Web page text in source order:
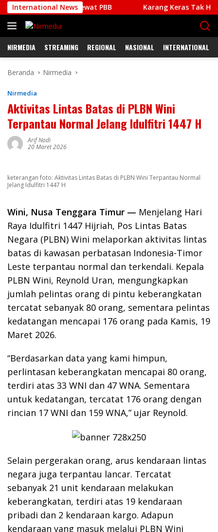
Langsung
ke
konten
International News
Pelajar Lewat PBB Karang Keras Tak Halangi
NIRMEDIA STREAMING REGIONAL NASIONAL INTERNATIONAL
Beranda Nirmedia
Nirmedia
Aktivitas Lintas Batas di PLBN Wini
Terpantau Normal Jelang Idulfitri 1447 H
Arif Nodi
20 Maret 2026
keterangan foto: Aktivitas Lintas Batas di PLBN Wini Terpantau Normal
Jelang Idulfitri 1447 H
Wini, Nusa Tenggara Timur — Menjelang Hari
Raya Idulfitri 1447 Hijriah, Pos Lintas Batas
Negara (PLBN) Wini melaporkan aktivitas lintas
batas di kawasan perbatasan Indonesia-Timor
Leste terpantau normal dan terkendali. Kepala
PLBN Wini, Reynold Uran, mengungkapkan
jumlah pelintas orang di pintu keberangkatan
tercatat sebanyak 80 orang, sementara pelintas
kedatangan mencapai 176 orang pada Kamis, 19
Maret 2026.
“Berdasarkan data yang kami himpun,
perlintasan keberangkatan mencapai 80 orang,
terdiri atas 33 WNI dan 47 WNA. Sementara
untuk kedatangan, tercatat 176 orang dengan
rincian 17 WNI dan 159 WNA,” ujar Reynold.
Selain pergerakan orang, arus kendaraan lintas
negara juga terpantau lancar. Tercatat
sebanyak 21 unit kendaraan melakukan
keberangkatan, terdiri atas 19 kendaraan
pribadi dan 2 kendaraan kargo. Adapun
kendaraan yang masuk melalui PLBN Wini